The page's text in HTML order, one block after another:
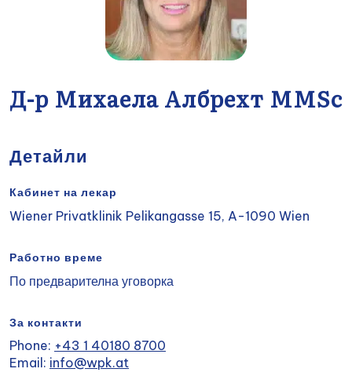
Д-р Михаела Албрехт MMSc
Детайли
Кабинет на лекар
Wiener Privatklinik Pelikangasse 15, A-1090 Wien
Работно време
По предварителна уговорка
За контакти
Phone: +43 1 40180 8700
Email: info@wpk.at